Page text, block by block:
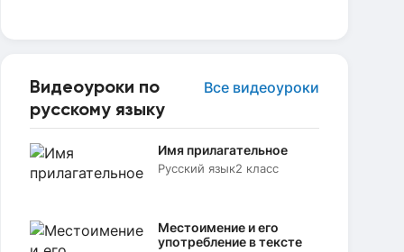
Видеоуроки по
русскому языку
Все видеоуроки
Имя прилагательное
Русский язык2 класс
Местоимение и его
употребление в тексте